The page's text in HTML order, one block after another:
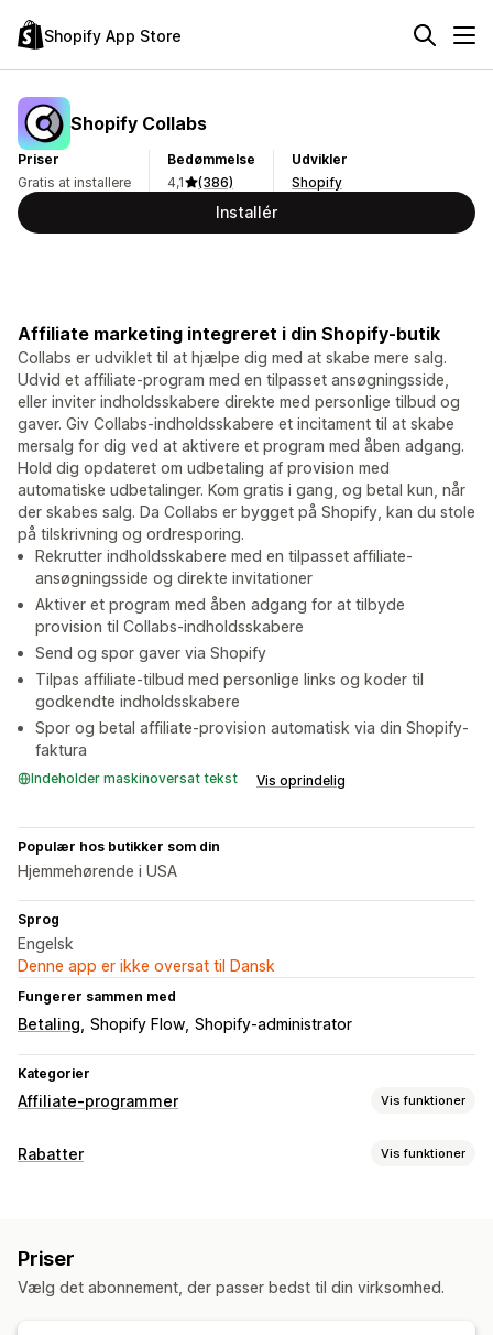
Shopify App Store
Shopify Collabs
Priser
Gratis at installere
Bedømmelse
4,1
(386)
Udvikler
Shopify
Installér
Affiliate marketing integreret i din Shopify-butik
Collabs er udviklet til at hjælpe dig med at skabe mere salg.
Udvid et affiliate-program med en tilpasset ansøgningsside,
eller inviter indholdsskabere direkte med personlige tilbud og
gaver. Giv Collabs-indholdsskabere et incitament til at skabe
mersalg for dig ved at aktivere et program med åben adgang.
Hold dig opdateret om udbetaling af provision med
automatiske udbetalinger. Kom gratis i gang, og betal kun, når
der skabes salg. Da Collabs er bygget på Shopify, kan du stole
på tilskrivning og ordresporing.
Rekrutter indholdsskabere med en tilpasset affiliate-
ansøgningsside og direkte invitationer
Aktiver et program med åben adgang for at tilbyde
provision til Collabs-indholdsskabere
Send og spor gaver via Shopify
Tilpas affiliate-tilbud med personlige links og koder til
godkendte indholdsskabere
Spor og betal affiliate-provision automatisk via din Shopify-
faktura
Indeholder maskinoversat tekst Vis oprindelig
Populær hos butikker som din
Hjemmehørende i USA
Sprog
Engelsk
Denne app er ikke oversat til Dansk
Fungerer sammen med
Betaling Shopify Flow Shopify-administrator
Kategorier
Affiliate-programmer Vis funktioner
Muligheder for kommission
Administration af henvisninger
Affiliate-links
Analyser Automatisk sporing Rabatter
Rabatter Vis funktioner
Leveringspriser
Administration af rabatter
Priser
Vælg det abonnement, der passer bedst til din virksomhed.